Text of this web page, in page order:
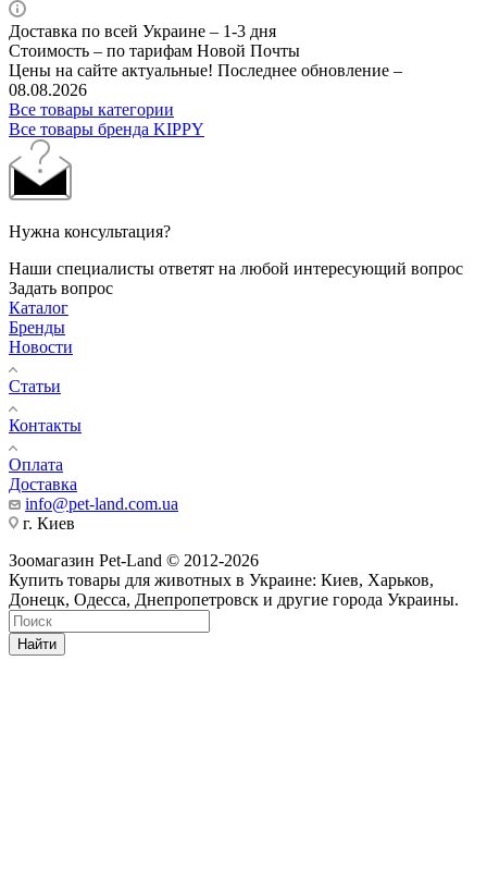
Доставка по всей Украине – 1-3 дня
Стоимость – по тарифам Новой Почты
Цены на сайте актуальные! Последнее обновление –
08.08.2026
Все товары категории
Все товары бренда KIPPY
Нужна консультация?
Наши специалисты ответят на любой интересующий вопрос
Задать вопрос
Каталог
Бренды
Новости
Статьи
Контакты
Оплата
Доставка
info@pet-land.com.ua
г. Киев
Зоомагазин Pet-Land © 2012-2026
Купить товары для животных в Украине: Киев, Харьков,
Донецк, Одесса, Днепропетровск и другие города Украины.
Найти